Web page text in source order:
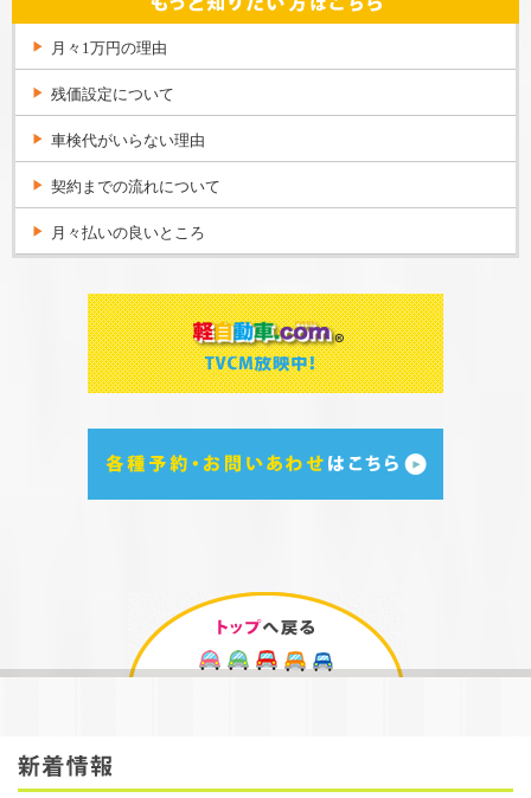
月々1万円の理由
残価設定について
車検代がいらない理由
契約までの流れについて
月々払いの良いところ